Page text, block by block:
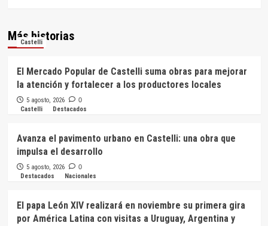
Más historias
Castelli
El Mercado Popular de Castelli suma obras para mejorar
la atención y fortalecer a los productores locales
5 agosto, 2026 0
Castelli Destacados
Avanza el pavimento urbano en Castelli: una obra que
impulsa el desarrollo
5 agosto, 2026 0
Destacados Nacionales
El papa León XIV realizará en noviembre su primera gira
por América Latina con visitas a Uruguay, Argentina y